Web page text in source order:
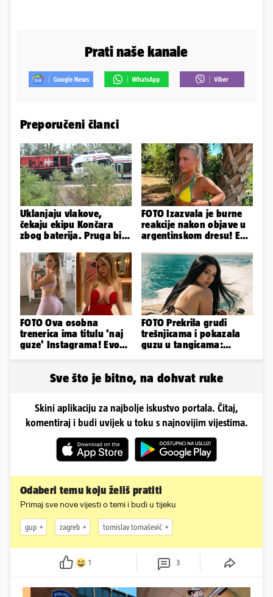
Prati naše kanale
Preporučeni članci
Uklanjaju vlakove,
čekaju ekipu Končara
zbog baterija. Pruga bi
otvorena
FOTO Izazvala je burne
reakcije nakon objave u
argentinskom dresu! Evo
FOTO Ova osobna
trenerica ima titulu 'naj
guze' Instagrama! Evo
FOTO Prekrila grudi
trešnjicama i pokazala
guzu u tangicama:
Sve što je bitno, na dohvat ruke
Skini aplikaciju za najbolje iskustvo portala. Čitaj,
komentiraj i budi uvijek u toku s najnovijim vijestima.
Odaberi temu koju želiš pratiti
Primaj sve nove vijesti o temi i budi u tijeku
gup zagreb tomislav tomašević
1 3